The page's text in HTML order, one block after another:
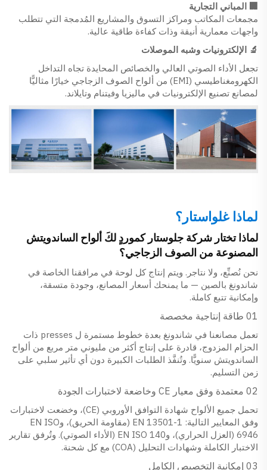
🏢 المباني التجارية
مجمعات المكاتب ومراكز التسوق والمشاريع المُدمجة التي تتطلب
واجهات معمارية أنيقة وذات كفاءة طاقية عالية.
🔬 الإلكترونيات وشبه الموصلات
تجعل الأداء الصوتي العالي والخصائص المحايدة تجاه التداخل
الكهرومغناطيسي (EMI) من ألواح الصوف الزجاجي خيارًا مثاليًّا
لمصانع تصنيع الإلكترونيات في ماليزيا وفيتنام وتايلاند.
لماذا غلواستار؟
لماذا تختار شركة جلوستار كموردٍ لكَ ألواح الساندويتش
المصنوعة من الصوف الزجاجي؟
نحن نُصنِّع، ولا نتاجر. ويتم إنتاج كل لوحة في مرافقنا الخاصة في
شاندونغ بالصين — ما يمنحك أسعار المصانع، وجودة متسقة،
وإمكانية تتبع كاملة.
01 طاقة إنتاجية مخصصة
تعمل مصانعنا في شاندونغ بعدة خطوط مستمرة ل presses ذات
الحزام المزدوج، قادرة على إنتاج أكثر من مليوني متر مربع من ألواح
الساندويتش سنويًّا. وتُنفَّذ الطلبات الكبيرة دون أي تأثير سلبي على
زمن التسليم.
02 معتمدة وفق معيار CE وخاضعة لاختبارات الجودة
تحمل جميع الألواح شهادة التوافق الأوروبي (CE)، وخضعت لاختبارات
وفق المعايير التالية: EN 13501-1 (مقاومة الحريق)، وEN ISO
6946 (العزل الحراري)، وEN ISO 140 (الأداء الصوتي). وتُرفق تقارير
الاختبار الكاملة وشهادات التحليل (COA) مع كل شحنة.
03 إمكانية التخصيص الكامل